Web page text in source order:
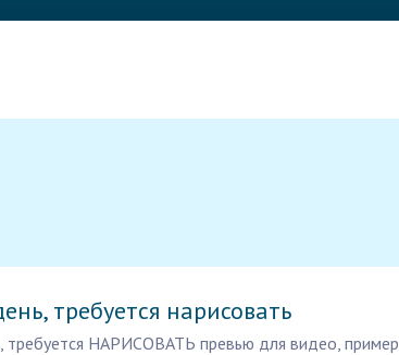
требуется нарисовать
требуется НАРИСОВАТЬ превью для видео, пример